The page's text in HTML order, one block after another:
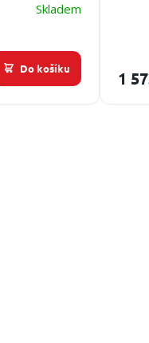
Skladem
Do košíku 1